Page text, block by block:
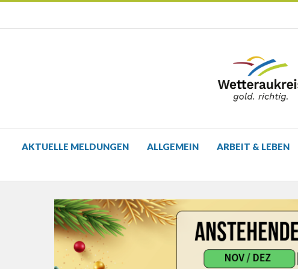
AKTUELLE MELDUNGEN ALLGEMEIN ARBEIT & LEBEN